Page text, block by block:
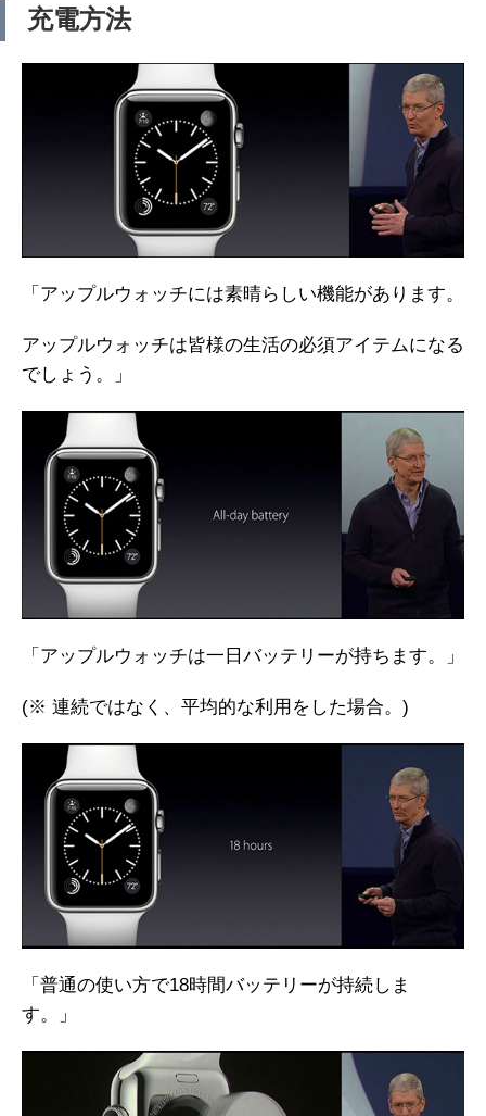
充電方法
「アップルウォッチには素晴らしい機能があります。
アップルウォッチは皆様の生活の必須アイテムになる
でしょう。」
「アップルウォッチは一日バッテリーが持ちます。」
(※ 連続ではなく、平均的な利用をした場合。)
「普通の使い方で18時間バッテリーが持続しま
す。」